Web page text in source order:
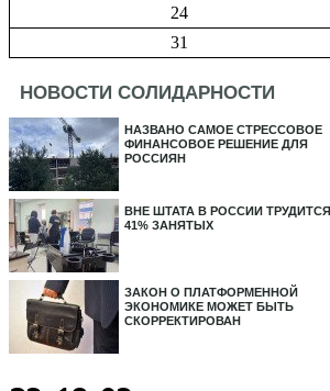
24
31
НОВОСТИ СОЛИДАРНОСТИ
НАЗВАНО САМОЕ СТРЕССОВОЕ
ФИНАНСОВОЕ РЕШЕНИЕ ДЛЯ
РОССИЯН
ВНЕ ШТАТА В РОССИИ ТРУДИТСЯ
41% ЗАНЯТЫХ
ЗАКОН О ПЛАТФОРМЕННОЙ
ЭКОНОМИКЕ МОЖЕТ БЫТЬ
СКОРРЕКТИРОВАН